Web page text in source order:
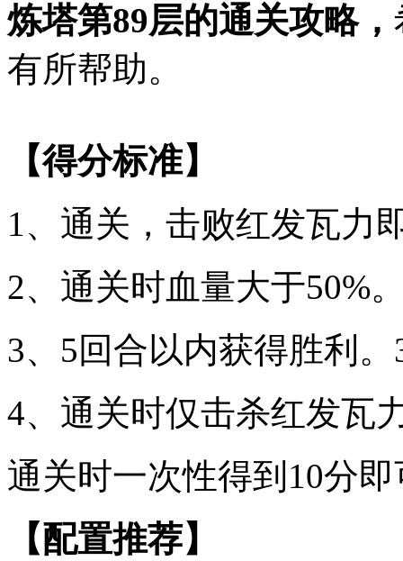
炼塔第89层的通关攻略，
有所帮助。
【得分标准】
1、通关，击败红发瓦力
2、通关时血量大于50%
3、5回合以内获得胜利。
4、通关时仅击杀红发瓦
通关时一次性得到10分
【配置推荐】